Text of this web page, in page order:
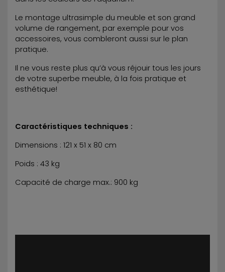
Le montage ultrasimple du meuble et son grand
volume de rangement, par exemple pour vos
accessoires, vous combleront aussi sur le plan
pratique.
Il ne vous reste plus qu’à vous réjouir tous les jours
de votre superbe meuble, à la fois pratique et
esthétique!
Caractéristiques techniques :
Dimensions : 121 x 51 x 80 cm
Poids : 43 kg
Capacité de charge max.: 900 kg